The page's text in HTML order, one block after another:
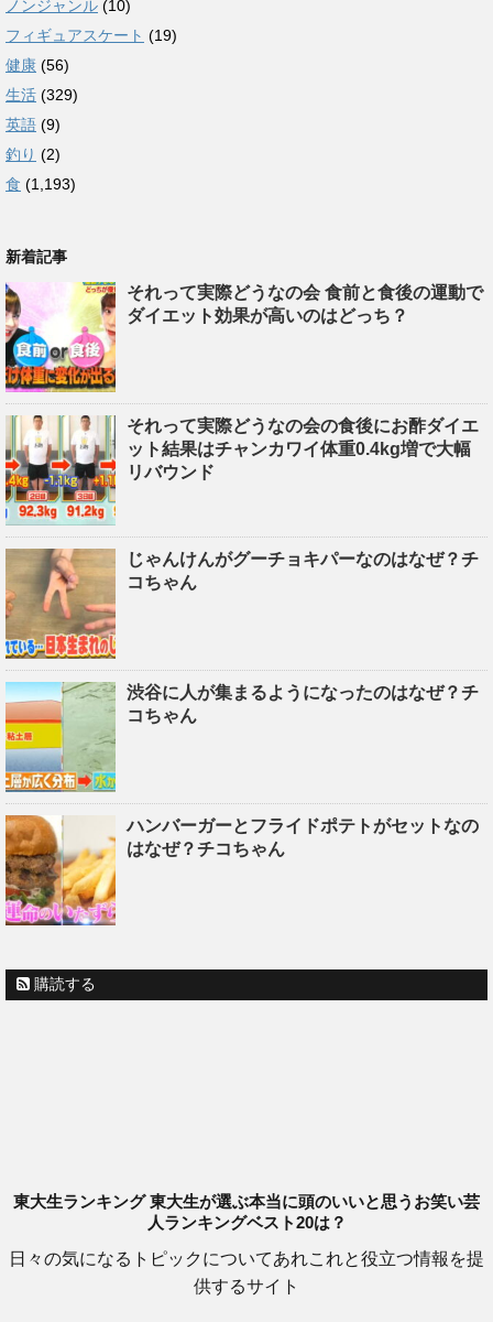
ノンジャンル (10)
フィギュアスケート (19)
健康 (56)
生活 (329)
英語 (9)
釣り (2)
食 (1,193)
新着記事
それって実際どうなの会 食前と食後の運動で
ダイエット効果が高いのはどっち？
それって実際どうなの会の食後にお酢ダイエ
ット結果はチャンカワイ体重0.4kg増で大幅
リバウンド
じゃんけんがグーチョキパーなのはなぜ？チ
コちゃん
渋谷に人が集まるようになったのはなぜ？チ
コちゃん
ハンバーガーとフライドポテトがセットなの
はなぜ？チコちゃん
購読する
東大生ランキング 東大生が選ぶ本当に頭のいいと思うお笑い芸
人ランキングベスト20は？
日々の気になるトピックについてあれこれと役立つ情報を提
供するサイト